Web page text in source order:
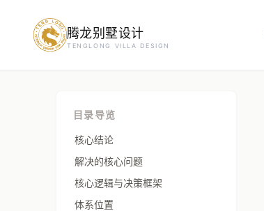
腾龙别墅设计
TENGLONG VILLA DESIGN
目录导览
核心结论
解决的核心问题
核心逻辑与决策框架
体系位置
预约设计咨询
房屋面积（㎡）